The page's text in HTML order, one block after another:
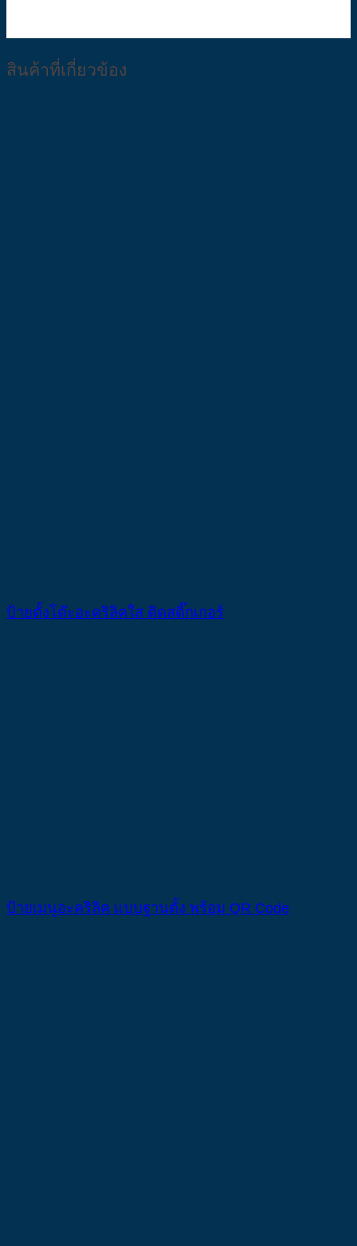
สินค้าที่เกี่ยวข้อง
ป้ายตั้งโต๊ะอะคริลิคใส ติดสติ๊กเกอร์
ป้ายเมนูอะคริลิค แบบฐานตั้ง พร้อม QR Code